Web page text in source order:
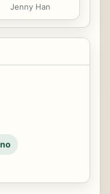
Jenny Han